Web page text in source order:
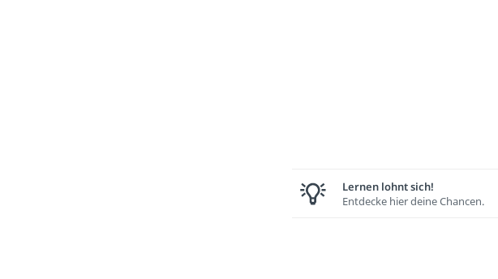
Lernen lohnt sich!
Entdecke hier deine Chancen.